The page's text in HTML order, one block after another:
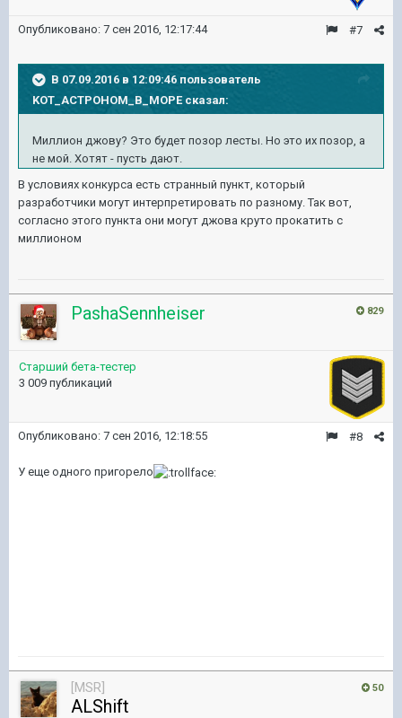
#7
Опубликовано: 7 сен 2016, 12:17:44
В 07.09.2016 в 12:09:46 пользователь
KOT_ACTPOHOM_B_MOPE сказал:
Миллион джову? Это будет позор лесты. Но это их позор, а
не мой. Хотят - пусть дают.
В условиях конкурса есть странный пункт, который
разработчики могут интерпретировать по разному. Так вот,
согласно этого пункта они могут джова круто прокатить с
миллионом
829
PashaSennheiser
Старший бета-тестер
3 009 публикаций
#8
Опубликовано: 7 сен 2016, 12:18:55
У еще одного пригорело
50
[MSR]
ALShift